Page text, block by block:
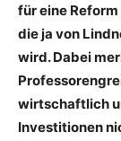
für eine
die ja von
wird. Dabei
wirtschaftlich
Investitionen